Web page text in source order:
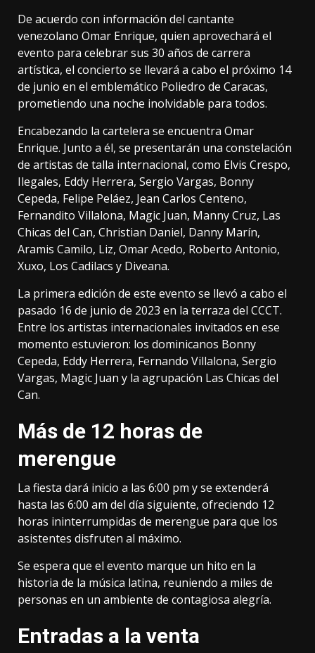
De acuerdo con información del cantante
venezolano Omar Enrique, quien aprovechará el
evento para celebrar sus 30 años de carrera
artística, el concierto se llevará a cabo el próximo 14
de junio en el emblemático Poliedro de Caracas,
prometiendo una noche inolvidable para todos.
Encabezando la cartelera se encuentra Omar
Enrique. Junto a él, se presentarán una constelación
de artistas de talla internacional, como Elvis Crespo,
Ilegales, Eddy Herrera, Sergio Vargas, Bonny
Cepeda, Felipe Peláez, Jean Carlos Centeno,
Fernandito Villalona, Magic Juan, Manny Cruz, Las
Chicas del Can, Christian Daniel, Danny Marín,
Aramis Camilo, Liz, Omar Acedo, Roberto Antonio,
Xuxo, Los Cadilacs y Diveana.
La primera edición de este evento se llevó a cabo el
pasado 16 de junio de 2023 en la terraza del CCCT.
Entre los artistas internacionales invitados en ese
momento estuvieron: los dominicanos Bonny
Cepeda, Eddy Herrera, Fernando Villalona, Sergio
Vargas, Magic Juan y la agrupación Las Chicas del
Can.
Más de 12 horas de
merengue
La fiesta dará inicio a las 6:00 pm y se extenderá
hasta las 6:00 am del día siguiente, ofreciendo 12
horas ininterrumpidas de merengue para que los
asistentes disfruten al máximo.
Se espera que el evento marque un hito en la
historia de la música latina, reuniendo a miles de
personas en un ambiente de contagiosa alegría.
Entradas a la venta